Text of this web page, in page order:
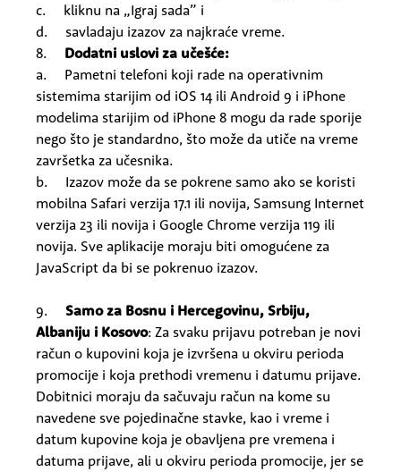
c. kliknu na „Igraj sada” i
d. savladaju izazov za najkraće vreme.
8. Dodatni uslovi za učešće:
a. Pametni telefoni koji rade na operativnim
sistemima starijim od iOS 14 ili Android 9 i iPhone
modelima starijim od iPhone 8 mogu da rade sporije
nego što je standardno, što može da utiče na vreme
završetka za učesnika.
b. Izazov može da se pokrene samo ako se koristi
mobilna Safari verzija 17.1 ili novija, Samsung Internet
verzija 23 ili novija i Google Chrome verzija 119 ili
novija. Sve aplikacije moraju biti omogućene za
JavaScript da bi se pokrenuo izazov.
9. Samo za Bosnu i Hercegovinu, Srbiju,
Albaniju i Kosovo: Za svaku prijavu potreban je novi
račun o kupovini koja je izvršena u okviru perioda
promocije i koja prethodi vremenu i datumu prijave.
Dobitnici moraju da sačuvaju račun na kome su
navedene sve pojedinačne stavke, kao i vreme i
datum kupovine koja je obavljena pre vremena i
datuma prijave, ali u okviru perioda promocije, jer se